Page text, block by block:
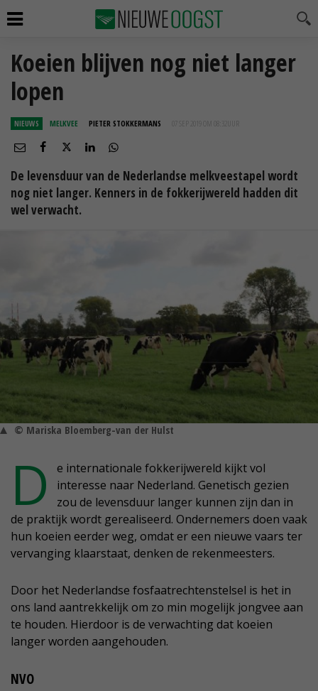
Koeien blijven nog niet langer
lopen
NIEUWS MELKVEE PIETER STOKKERMANS 07 SEP 2019 OM 08:32
De levensduur van de Nederlandse melkveestapel wordt
nog niet langer. Kenners in de fokkerijwereld hadden dit
wel verwacht.
© Mariska Bloemberg-van der Hulst
D
e internationale fokkerijwereld kijkt vol
interesse naar Nederland. Genetisch gezien
zou de levensduur langer kunnen zijn dan in
de praktijk wordt gerealiseerd. Ondernemers doen vaak
hun koeien eerder weg, omdat er een nieuwe vaars ter
vervanging klaarstaat, denken de rekenmeesters.
Door het Nederlandse fosfaatrechtenstelsel is het in
ons land aantrekkelijk om zo min mogelijk jongvee aan
te houden. Hierdoor is de verwachting dat koeien
langer worden aangehouden.
NVO